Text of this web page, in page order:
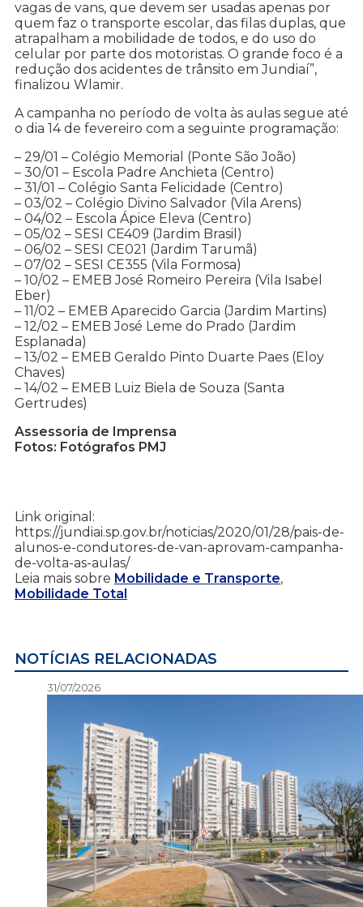
vagas de vans, que devem ser usadas apenas por
quem faz o transporte escolar, das filas duplas, que
atrapalham a mobilidade de todos, e do uso do
celular por parte dos motoristas. O grande foco é a
redução dos acidentes de trânsito em Jundiaí”,
finalizou Wlamir.
A campanha no período de volta às aulas segue até
o dia 14 de fevereiro com a seguinte programação:
– 29/01 – Colégio Memorial (Ponte São João)
– 30/01 – Escola Padre Anchieta (Centro)
– 31/01 – Colégio Santa Felicidade (Centro)
– 03/02 – Colégio Divino Salvador (Vila Arens)
– 04/02 – Escola Ápice Eleva (Centro)
– 05/02 – SESI CE409 (Jardim Brasil)
– 06/02 – SESI CE021 (Jardim Tarumã)
– 07/02 – SESI CE355 (Vila Formosa)
– 10/02 – EMEB José Romeiro Pereira (Vila Isabel
Eber)
– 11/02 – EMEB Aparecido Garcia (Jardim Martins)
– 12/02 – EMEB José Leme do Prado (Jardim
Esplanada)
– 13/02 – EMEB Geraldo Pinto Duarte Paes (Eloy
Chaves)
– 14/02 – EMEB Luiz Biela de Souza (Santa
Gertrudes)
Assessoria de Imprensa
Fotos: Fotógrafos PMJ
Link original:
https://jundiai.sp.gov.br/noticias/2020/01/28/pais-de-
alunos-e-condutores-de-van-aprovam-campanha-
de-volta-as-aulas/
Leia mais sobre Mobilidade e Transporte,
Mobilidade Total
NOTÍCIAS RELACIONADAS
31/07/2026